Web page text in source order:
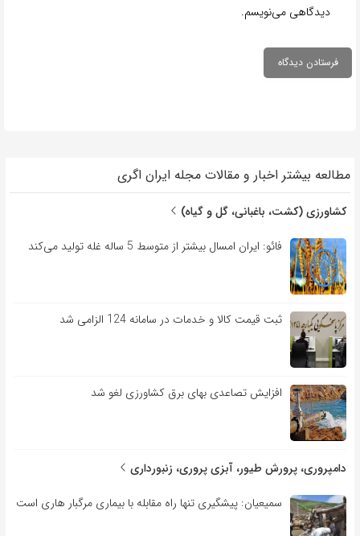
دیدگاهی می‌نویسم.
مطالعه بیشتر اخبار و مقالات مجله ایران اگری
کشاورزی (کشت، باغبانی، گل و گیاه)
فائو: ایران امسال بیشتر از متوسط 5 ساله غله تولید می‌کند
ثبت قیمت کالا و خدمات در سامانه 124 الزامی شد
افزایش تصاعدی بهای برق کشاورزی لغو شد
دامپروری، پرورش طیور، آبزی پروری، زنبورداری
سمیعیان: پیشگیری تنها راه مقابله با بیماری مرگبار هاری است